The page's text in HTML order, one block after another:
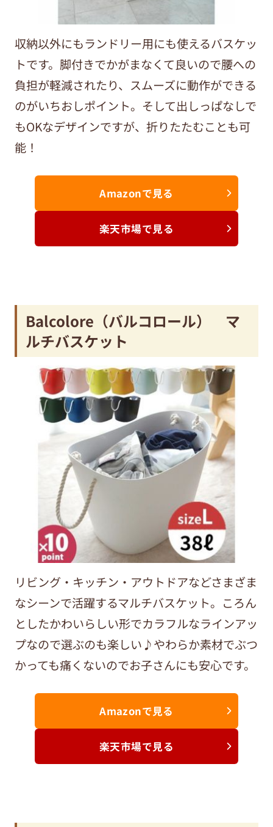
収納以外にもランドリー用にも使えるバスケッ
トです。脚付きでかがまなくて良いので腰への
負担が軽減されたり、スムーズに動作ができる
のがいちおしポイント。そして出しっぱなしで
もOKなデザインですが、折りたたむことも可
能！
Amazonで見る
楽天市場で見る
Balcolore（バルコロール） マ
ルチバスケット
リビング・キッチン・アウトドアなどさまざま
なシーンで活躍するマルチバスケット。ころん
としたかわいらしい形でカラフルなラインアッ
プなので選ぶのも楽しい♪やわらか素材でぶつ
かっても痛くないのでお子さんにも安心です。
Amazonで見る
楽天市場で見る